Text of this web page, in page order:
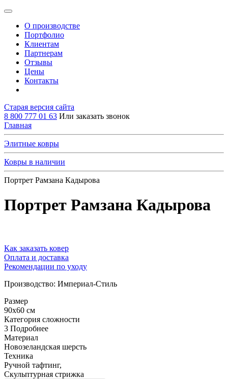
О производстве
Портфолио
Клиентам
Партнерам
Отзывы
Цены
Контакты
Старая версия сайта
8 800 777 01 63 Или заказать звонок
Главная
Элитные ковры
Ковры в наличии
Портрет Рамзана Кадырова
Портрет Рамзана Кадырова
Как заказать ковер
Оплата и доставка
Рекомендации по уходу
Производство: Империал-Стиль
Размер
90x60 см
Категория сложности
3 Подробнее
Материал
Новозеландская шерсть
Техника
Ручной тафтинг,
Скульптурная стрижка